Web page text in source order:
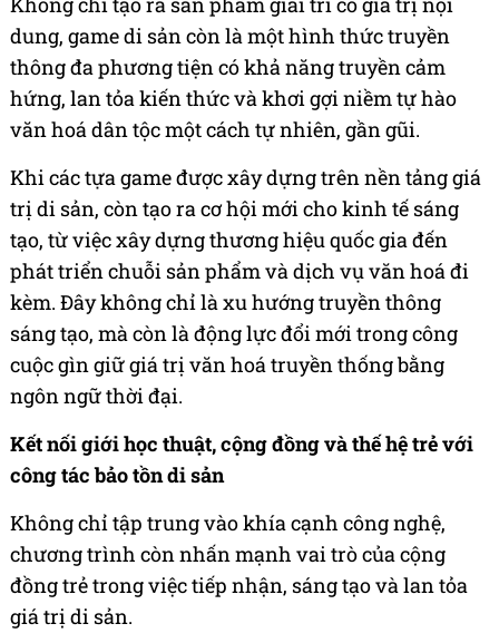
dung, game di sản còn là một hình thức truyền
thông đa phương tiện có khả năng truyền cảm
hứng, lan tỏa kiến thức và khơi gợi niềm tự hào
văn hoá dân tộc một cách tự nhiên, gần gũi.
Khi các tựa game được xây dựng trên nền tảng giá
trị di sản, còn tạo ra cơ hội mới cho kinh tế sáng
tạo, từ việc xây dựng thương hiệu quốc gia đến
phát triển chuỗi sản phẩm và dịch vụ văn hoá đi
kèm. Đây không chỉ là xu hướng truyền thông
sáng tạo, mà còn là động lực đổi mới trong công
cuộc gìn giữ giá trị văn hoá truyền thống bằng
ngôn ngữ thời đại.
Kết nối giới học thuật, cộng đồng và thế hệ trẻ với
công tác bảo tồn di sản
Không chỉ tập trung vào khía cạnh công nghệ,
chương trình còn nhấn mạnh vai trò của cộng
đồng trẻ trong việc tiếp nhận, sáng tạo và lan tỏa
giá trị di sản.